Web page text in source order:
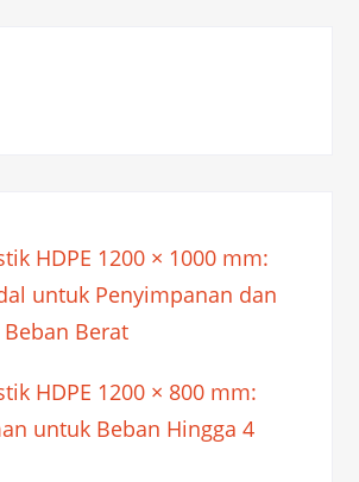
HDPE 1200 × 1000 mm:
untuk Penyimpanan dan
Berat
HDPE 1200 × 800 mm:
untuk Beban Hingga 4